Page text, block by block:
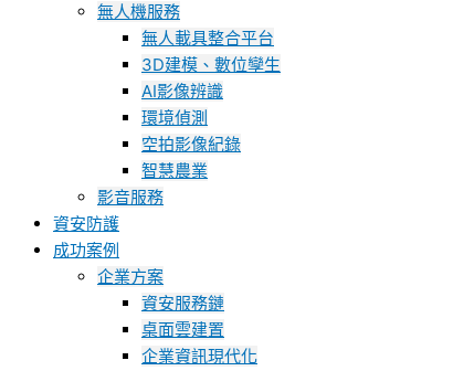
無人機服務
無人載具整合平台
3D建模、數位孿生
AI影像辨識
環境偵測
空拍影像紀錄
智慧農業
影音服務
資安防護
成功案例
企業方案
資安服務鏈
桌面雲建置
企業資訊現代化